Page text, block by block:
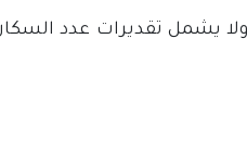
السكان الذين تم عدهم فعلاً خلال الفترة من 1-2007/12/16 ولا يشمل